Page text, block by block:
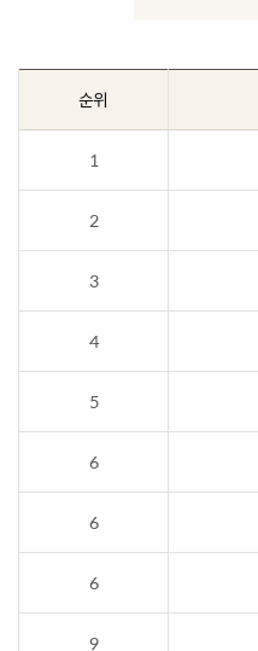
순위
1
2
3
4
5
6
6
6
9